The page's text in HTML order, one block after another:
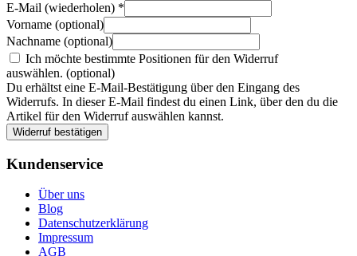
E-Mail (wiederholen) *
Vorname (optional)
Nachname (optional)
Ich möchte bestimmte Positionen für den Widerruf
auswählen. (optional)
Du erhältst eine E-Mail-Bestätigung über den Eingang des
Widerrufs. In dieser E-Mail findest du einen Link, über den du die
Artikel für den Widerruf auswählen kannst.
Widerruf bestätigen
Kundenservice
Über uns
Blog
Datenschutzerklärung
Impressum
AGB